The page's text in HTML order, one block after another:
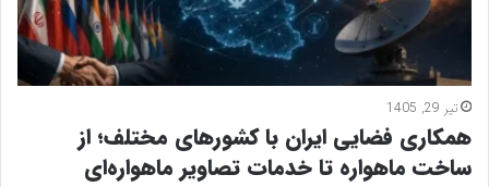
تیر 29, 1405
همکاری فضایی ایران با کشورهای مختلف؛ از
ساخت ماهواره تا خدمات تصاویر ماهواره‌ای